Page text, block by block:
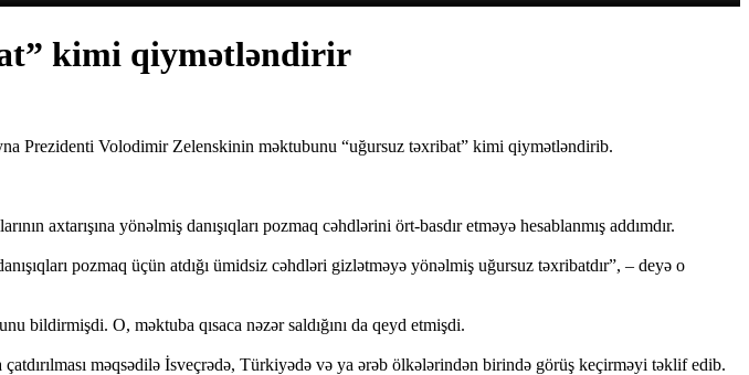
kimi qiymətləndirir
Prezidenti Volodimir Zelenskinin məktubunu “uğursuz təxribat” kimi qiymətləndirib.
axtarışına yönəlmiş danışıqları pozmaq cəhdlərini ört-basdır etməyə hesablanmış addımdır.
pozmaq üçün atdığı ümidsiz cəhdləri gizlətməyə yönəlmiş uğursuz təxribatdır”, – deyə o
O, məktuba qısaca nəzər saldığını da qeyd etmişdi.
məqsədilə İsveçrədə, Türkiyədə və ya ərəb ölkələrindən birində görüş keçirməyi təklif edib.